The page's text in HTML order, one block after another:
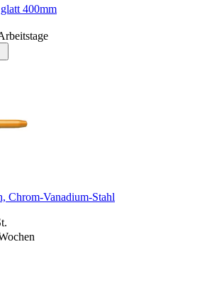
400mm
Chrom-Vanadium-Stahl